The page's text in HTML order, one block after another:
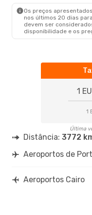
Os preços
nos últimos 20 dias
devem ser
disponibilidade e os
1
1
Última
Distância: 3772
Aeroportos de
Aeroportos Cairo